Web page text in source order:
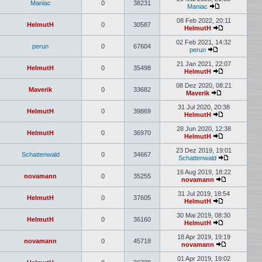
Maniac 0 38231
Maniac
HelmutH 0 30587
08 Feb 2022, 20:11
HelmutH
perun 0 67604
02 Feb 2021, 14:32
perun
HelmutH 0 35498
21 Jan 2021, 22:07
HelmutH
Maverik 0 33682
08 Dez 2020, 08:21
Maverik
HelmutH 0 39869
31 Jul 2020, 20:38
HelmutH
HelmutH 0 36970
28 Jun 2020, 12:38
HelmutH
Schattenwald 0 34667
23 Dez 2019, 19:01
Schattenwald
novamann 0 35255
16 Aug 2019, 18:22
novamann
HelmutH 0 37605
31 Jul 2019, 18:54
HelmutH
HelmutH 0 36160
30 Mai 2019, 08:30
HelmutH
novamann 0 45718
18 Apr 2019, 19:19
novamann
01 Apr 2019, 19:02